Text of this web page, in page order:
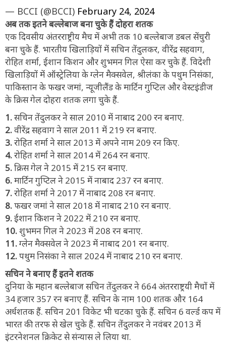
— BCCI (@BCCI) February 24, 2024
अब तक इतने बल्लेबाज बना चुके हैं दोहरा शतक
एक दिवसीय अंतरराष्ट्रीय मैच में अभी तक 10 बल्लेबाज डबल सेंचुरी
बना चुके हैं. भारतीय खिलाड़ियों में सचिन तेंदुलकर, वीरेंद्र सहवाग,
रोहित शर्मा, ईशान किशन और शुभमन गिल ऐसा कर चुके हैं. विदेशी
खिलाड़ियों में ऑस्ट्रेलिया के ग्लेन मैक्सवेल, श्रीलंका के पथुम निसंका,
पाकिस्तान के फखर जमां, न्यूजीलैंड के मार्टिन गुप्टिल और वेस्टइंडीज
के क्रिस गेल दोहरा शतक लगा चुके हैं.
1.सचिन तेंदुलकर ने साल 2010 में नाबाद 200 रन बनाए.
2.वीरेंद्र सहवाग ने साल 2011 में 219 रन बनाए.
3.रोहित शर्मा ने साल 2013 में अपने नाम 209 रन किए.
4.रोहित शर्मा ने साल 2014 में 264 रन बनाए.
5.क्रिस गेल ने 2015 में 215 रन बनाए.
6.मार्टिन गुप्टिल ने 2015 में नाबाद 237 रन बनाए.
7.रोहित शर्मा ने 2017 में नाबाद 208 रन बनाए.
8.फखर जमां ने साल 2018 में नाबाद 210 रन बनाए.
9.ईशान किशन ने 2022 में 210 रन बनाए.
10.शुभमन गिल ने 2023 में 208 रन बनाए.
11.ग्लेन मैक्सवेल ने 2023 में नाबाद 201 रन बनाए.
12.पथुम निसंका ने साल 2024 में नाबाद 210 रन बनाए.
सचिन ने बनाए हैं इतने शतक
दुनिया के महान बल्लेबाज सचिन तेंदुलकर ने 664 अंतरराष्ट्रयी मैचों में
34 हजार 357 रन बनाए हैं. सचिन के नाम 100 शतक और 164
अर्धशतक हैं. सचिन 201 विकेट भी चटका चुके हैं. सचिन 6 वर्ल्ड कप में
भारत की तरफ से खेल चुके हैं. सचिन तेंदुलकर ने नवंबर 2013 में
इंटरनेशनल क्रिकेट से संन्यास ले लिया था.